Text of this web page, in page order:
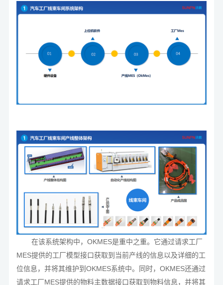
在该系统架构中，OKMES是重中之重。它通过请求工厂
MES提供的工厂模型接口获取到当前产线的信息以及详细的工
位信息，并将其维护到OKMES系统中。同时，OKMES还通过
请求工厂MES提供的物料主数据接口获取到物料信息，并将其